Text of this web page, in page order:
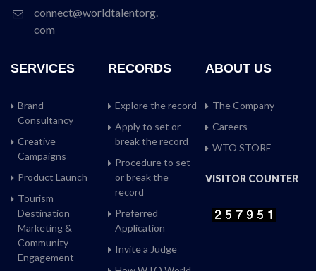
connect@worldtalentorg.
com
SERVICES
Brand
Consultancy
Creative
Campaigns
Product Launch
Tourism
Destination
Marketing &
Community
Engagement
RECORDS
Explore the record
Apply to set or
break the record
Procedure to set
or break the
record
Preferred
Application
Invite a Judge
ABOUT US
The Company
Careers
WTO STORE
VISITOR COUNTER